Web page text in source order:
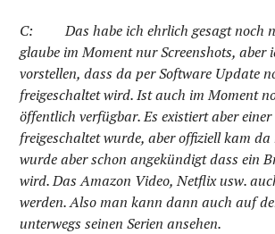
C:
Das habe ich ehrlich gesagt noch
glaube im Moment nur Screenshots, aber
vorstellen, dass da per Software Update
freigeschaltet wird. Ist auch im Moment
öffentlich verfügbar. Es existiert aber
freigeschaltet wurde, aber offiziell kam da
wurde aber schon angekündigt dass ein
wird. Das Amazon Video, Netflix usw.
werden. Also man kann dann auch auf
unterwegs seinen Serien ansehen.